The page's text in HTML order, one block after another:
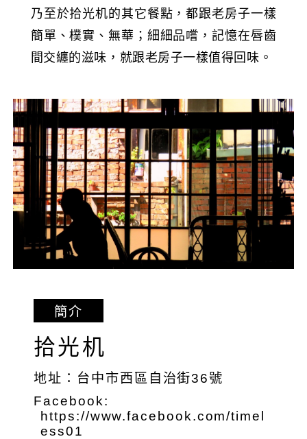
乃至於拾光机的其它餐點，都跟老房子一樣
簡單、樸實、無華；細細品嚐，記憶在唇齒
間交纏的滋味，就跟老房子一樣值得回味。
簡介
拾光机
地址：台中市西區自治街36號
Facebook:
https://www.facebook.com/timel
ess01